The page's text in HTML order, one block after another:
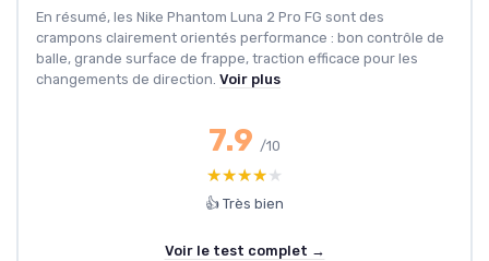
En résumé, les Nike Phantom Luna 2 Pro FG sont des
crampons clairement orientés performance : bon contrôle de
balle, grande surface de frappe, traction efficace pour les
changements de direction. Voir plus
7.9 /10
★★★★★
★★★★★
👍 Très bien
Voir le test complet →